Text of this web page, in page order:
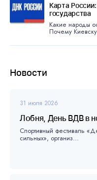
Новости
31 июля 2026
Лобня, День ВДВ в
Спортивный фестиваль
сильных», организ...
Карта
государства
Какие народы
Почему